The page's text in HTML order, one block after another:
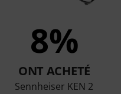
8%
ONT ACHETÉ
Sennheiser KEN 2